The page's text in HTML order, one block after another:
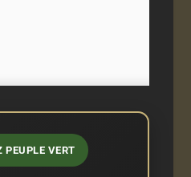
PEUPLE VERT